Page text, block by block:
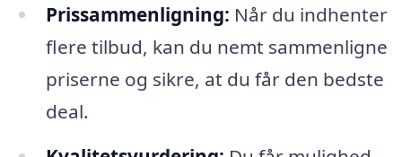
Prissammenligning: Når du indhenter
flere tilbud, kan du nemt sammenligne
priserne og sikre, at du får den bedste
deal.